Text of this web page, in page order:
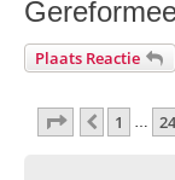
Plaats Reactie
PaginaVorige
1